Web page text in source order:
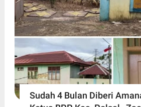
Sudah 4 Bulan Diberi